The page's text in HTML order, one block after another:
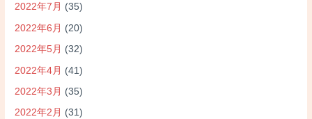
2022年7月 (35)
2022年6月 (20)
2022年5月 (32)
2022年4月 (41)
2022年3月 (35)
2022年2月 (31)